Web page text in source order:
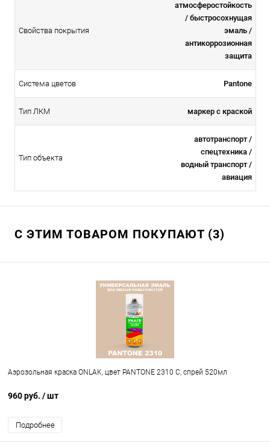
Свойства покрытия
атмосферостойкоcть
/ быстросохнущая
эмаль /
антикоррозионная
защита
Система цветов Pantone
Тип ЛКМ маркер с краской
Тип объекта
автотранспорт /
спецтехника /
водный транспорт /
авиация
С ЭТИМ ТОВАРОМ ПОКУПАЮТ (3)
Аэрозольная краска ONLAK, цвет PANTONE 2310 C, спрей 520мл
960 руб. / шт
Подробнее